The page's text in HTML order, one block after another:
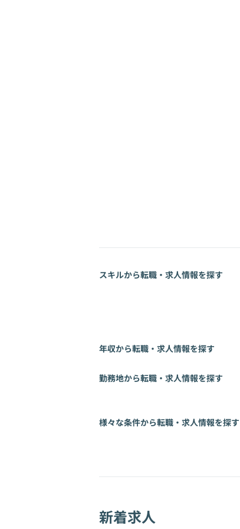
スキルから転職・求人情報を探す
年収から転職・求人情報を探す
勤務地から転職・求人情報を探す
様々な条件から転職・求人情報を探す
新着求人